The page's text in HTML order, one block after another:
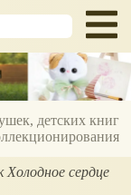
детских книг
Холодное сердце